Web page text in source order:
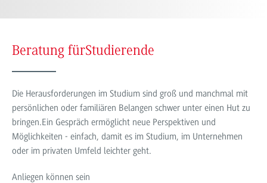
Beratung fürStudierende
Die Herausforderungen im Studium sind groß und manchmal mit
persönlichen oder familiären Belangen schwer unter einen Hut zu
bringen.Ein Gespräch ermöglicht neue Perspektiven und
Möglichkeiten - einfach, damit es im Studium, im Unternehmen
oder im privaten Umfeld leichter geht.
Anliegen können sein